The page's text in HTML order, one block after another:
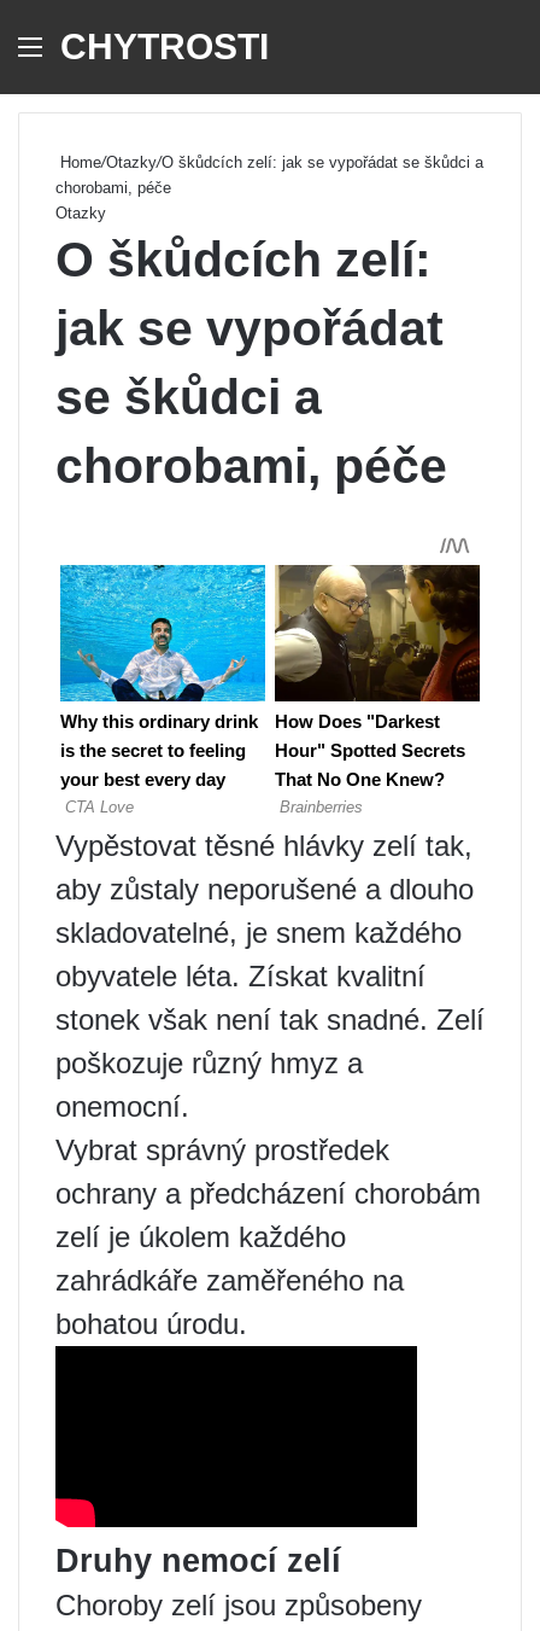
Menu
CHYTROSTI
Home/Otazky/O škůdcích zelí: jak se vypořádat se škůdci a
chorobami, péče
Otazky
O škůdcích zelí:
jak se vypořádat
se škůdci a
chorobami, péče
Vypěstovat těsné hlávky zelí tak,
aby zůstaly neporušené a dlouho
skladovatelné, je snem každého
obyvatele léta. Získat kvalitní
stonek však není tak snadné. Zelí
poškozuje různý hmyz a
onemocní.
Vybrat správný prostředek
ochrany a předcházení chorobám
zelí je úkolem každého
zahrádkáře zaměřeného na
bohatou úrodu.
Druhy nemocí zelí
Choroby zelí jsou způsobeny